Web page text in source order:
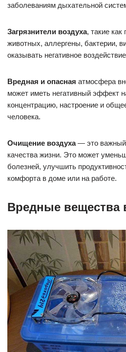
заболеваниям дыхательной
Загрязнители воздуха, такие
животных, аллергены, бактерии,
оказывать негативное
Вредная и опасная атмосфера
может иметь негативный эффект
концентрацию, настроение и
человека.
Очищение воздуха— это важный
качества жизни. Это может
болезней, улучшить
комфорта в доме или на работе.
Вредные вещества